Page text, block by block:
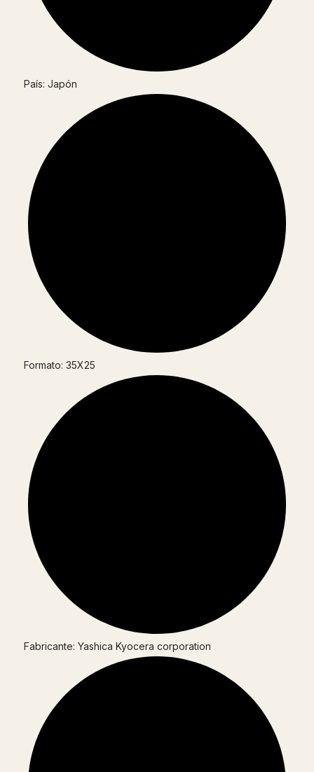
País: Japón
Formato: 35X25
Fabricante: Yashica Kyocera corporation